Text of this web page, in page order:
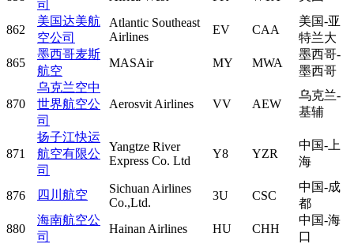
司
862
美国达美航
空公司
Atlantic Southeast
Airlines
EV CAA
美国-亚
特兰大
865
墨西哥麦斯
航空
MASAir MY MWA
墨西哥-
墨西哥
870
乌克兰空中
世界航空公
司
Aerosvit Airlines VV AEW
乌克兰-
基辅
871
扬子江快运
航空有限公
司
Yangtze River
Express Co. Ltd
Y8 YZR
中国-上
海
876 四川航空
Sichuan Airlines
Co.,Ltd.
3U CSC
中国-成
都
880
海南航空公
司
Hainan Airlines HU CHH
中国-海
口